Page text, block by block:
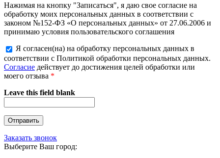
Нажимая на кнопку "Записаться", я даю свое согласие на
обработку моих персональных данных в соответствии с
законом №152-ФЗ «О персональных данных» от 27.06.2006 и
принимаю условия пользовательского соглашения
Я согласен(на) на обработку персональных данных в
соответствии с Политикой обработки персональных данных.
Согласие действует до достижения целей обработки или
моего отзыва *
Leave this field blank
Заказать звонок
Выберите Ваш город: